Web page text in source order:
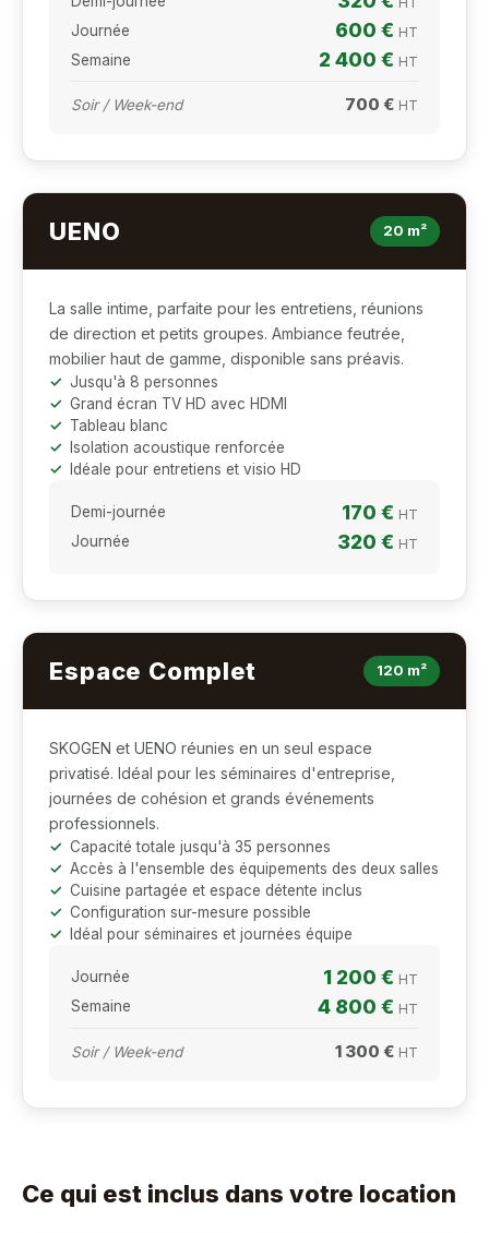
Journée 600 € HT
Semaine 2 400 € HT
Soir / Week-end 700 € HT
UENO 20 m²
La salle intime, parfaite pour les entretiens, réunions
de direction et petits groupes. Ambiance feutrée,
mobilier haut de gamme, disponible sans préavis.
Jusqu'à 8 personnes
Grand écran TV HD avec HDMI
Tableau blanc
Isolation acoustique renforcée
Idéale pour entretiens et visio HD
Demi-journée 170 € HT
Journée 320 € HT
Espace Complet 120 m²
SKOGEN et UENO réunies en un seul espace
privatisé. Idéal pour les séminaires d'entreprise,
journées de cohésion et grands événements
professionnels.
Capacité totale jusqu'à 35 personnes
Accès à l'ensemble des équipements des deux salles
Cuisine partagée et espace détente inclus
Configuration sur-mesure possible
Idéal pour séminaires et journées équipe
Journée 1 200 € HT
Semaine 4 800 € HT
Soir / Week-end 1 300 € HT
Ce qui est inclus dans votre location